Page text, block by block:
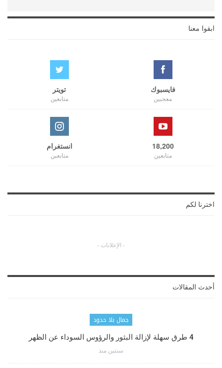
ابقوا معنا
فايسبوك
معجبين
تويتر
متابعين
18,200
متابعين
انستغرام
متابعين
اخترنا لكم
- الإعلانات -
أحدث المقالات
جمال بلا حدود
4 طرق سهلة لإزالة البثور والرؤوس السوداء عن الظهر
سنتين منذ